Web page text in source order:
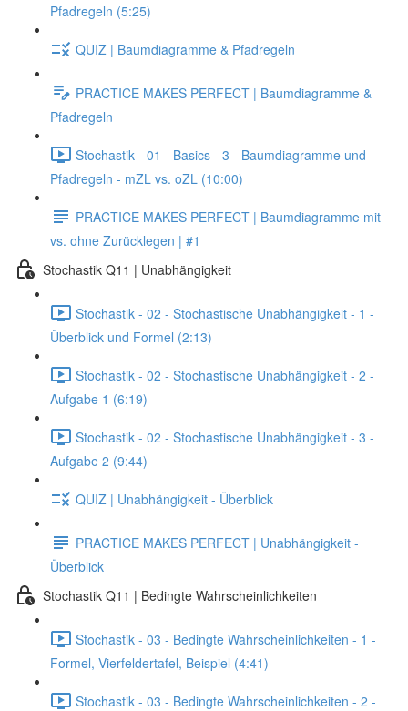
Pfadregeln (5:25)
QUIZ | Baumdiagramme & Pfadregeln
PRACTICE MAKES PERFECT | Baumdiagramme &
Pfadregeln
Stochastik - 01 - Basics - 3 - Baumdiagramme und
Pfadregeln - mZL vs. oZL (10:00)
PRACTICE MAKES PERFECT | Baumdiagramme mit
vs. ohne Zurücklegen | #1
Stochastik Q11 | Unabhängigkeit
Stochastik - 02 - Stochastische Unabhängigkeit - 1 -
Überblick und Formel (2:13)
Stochastik - 02 - Stochastische Unabhängigkeit - 2 -
Aufgabe 1 (6:19)
Stochastik - 02 - Stochastische Unabhängigkeit - 3 -
Aufgabe 2 (9:44)
QUIZ | Unabhängigkeit - Überblick
PRACTICE MAKES PERFECT | Unabhängigkeit -
Überblick
Stochastik Q11 | Bedingte Wahrscheinlichkeiten
Stochastik - 03 - Bedingte Wahrscheinlichkeiten - 1 -
Formel, Vierfeldertafel, Beispiel (4:41)
Stochastik - 03 - Bedingte Wahrscheinlichkeiten - 2 -